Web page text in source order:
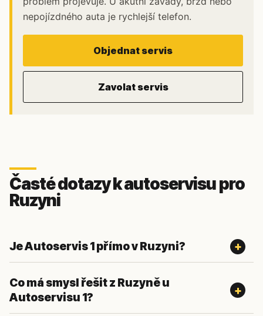
nepojízdného auta je rychlejší telefon.
Objednat servis
Zavolat servis
Časté dotazy k autoservisu pro
Ruzyni
Je Autoservis 1 přímo v Ruzyni?
Co má smysl řešit z Ruzyně u
Autoservisu 1?